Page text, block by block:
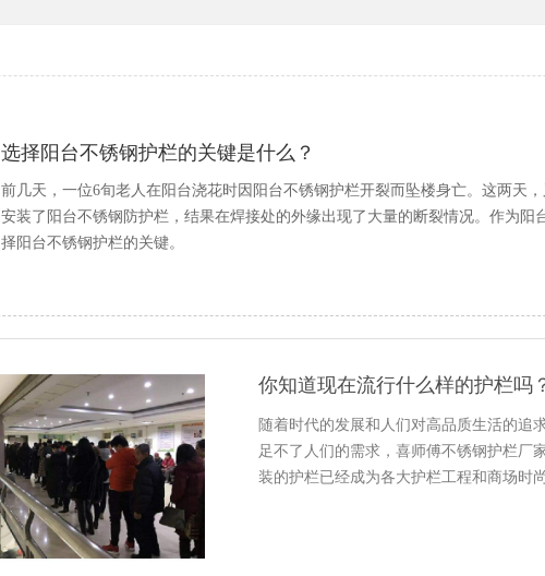
选择阳台不锈钢护栏的关键是什么？
前几天，一位6旬老人在阳台浇花时因阳台不锈钢护栏开裂而坠楼身亡。这两天
安装了阳台不锈钢防护栏，结果在焊接处的外缘出现了大量的断裂情况。作为
择阳台不锈钢护栏的关键。
你知道现在流行什么样的护栏吗
随着时代的发展和人们对高品质生活的追
足不了人们的需求，喜师傅不锈钢护栏厂
装的护栏已经成为各大护栏工程和商场时